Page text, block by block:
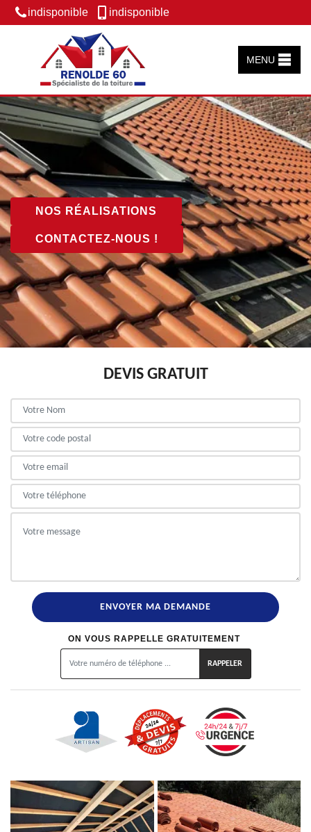
indisponible indisponible
MENU
NOS RÉALISATIONS
CONTACTEZ-NOUS !
DEVIS GRATUIT
ON VOUS RAPPELLE GRATUITEMENT